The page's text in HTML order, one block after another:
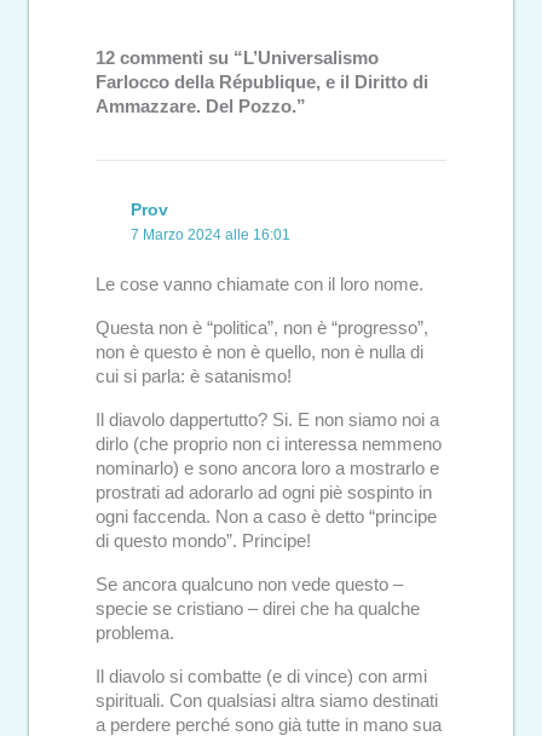
12 commenti su “L’Universalismo
Farlocco della République, e il Diritto di
Ammazzare. Del Pozzo.”
Prov
7 Marzo 2024 alle 16:01
Le cose vanno chiamate con il loro nome.
Questa non è “politica”, non è “progresso”,
non è questo è non è quello, non è nulla di
cui si parla: è satanismo!
Il diavolo dappertutto? Si. E non siamo noi a
dirlo (che proprio non ci interessa nemmeno
nominarlo) e sono ancora loro a mostrarlo e
prostrati ad adorarlo ad ogni piè sospinto in
ogni faccenda. Non a caso è detto “principe
di questo mondo”. Principe!
Se ancora qualcuno non vede questo –
specie se cristiano – direi che ha qualche
problema.
Il diavolo si combatte (e di vince) con armi
spirituali. Con qualsiasi altra siamo destinati
a perdere perché sono già tutte in mano sua